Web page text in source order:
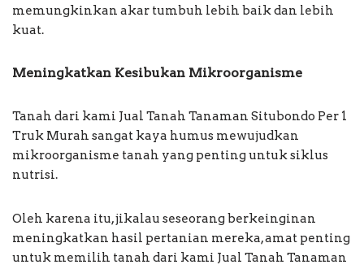
memungkinkan akar tumbuh lebih baik dan lebih
kuat.
Meningkatkan Kesibukan Mikroorganisme
Tanah dari kami Jual Tanah Tanaman Situbondo Per 1
Truk Murah sangat kaya humus mewujudkan
mikroorganisme tanah yang penting untuk siklus
nutrisi.
Oleh karena itu, jikalau seseorang berkeinginan
meningkatkan hasil pertanian mereka, amat penting
untuk memilih tanah dari kami Jual Tanah Tanaman